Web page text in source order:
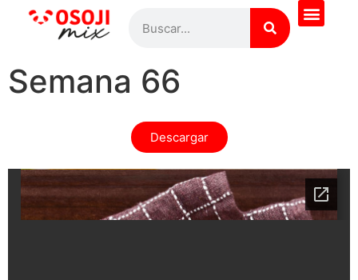
Semana 66
Descargar